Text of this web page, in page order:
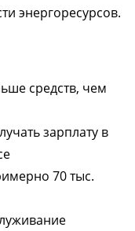
энергоресурсов.
средств, чем
зарплату в
70 тыс.